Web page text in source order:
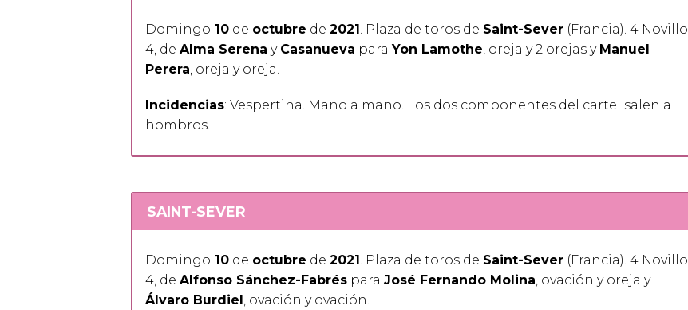
Domingo 10 de octubre de 2021 . Plaza de toros de Saint-Sever (Francia). 4
4, de Alma Serena y Casanueva paraYon Lamothe, oreja y 2 orejas y Manuel
Perera, oreja y oreja.
Incidencias: Vespertina. Mano a mano. Los dos componentes del cartel salen a
hombros.
SAINT-SEVER
Domingo 10 de octubre de 2021 . Plaza de toros de Saint-Sever (Francia). 4
4, de Alfonso Sánchez-Fabrés para José Fernando Molina, ovación y oreja y
Álvaro Burdiel , ovación y ovación.